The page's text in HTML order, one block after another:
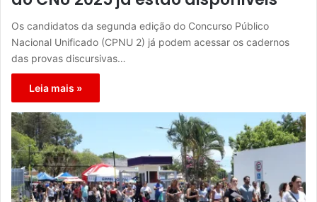
Os candidatos da segunda edição do Concurso Público
Nacional Unificado (CPNU 2) já podem acessar os cadernos
das provas discursivas…
Leia mais »